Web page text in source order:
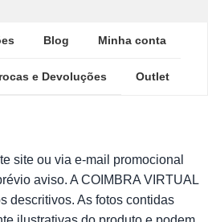
Blog Minha conta
e Devoluções Outlet
site ou via e-mail promocional
aviso. A COIMBRA VIRTUAL
descritivos. As fotos contidas